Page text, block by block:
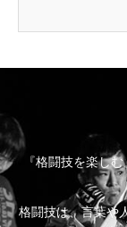
『格闘技を楽し
格闘技は、言葉や